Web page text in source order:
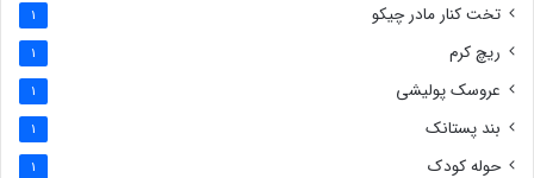
تخت کنار مادر چیکو 1
ریچ کرم 1
عروسک پولیشی 1
بند پستانک 1
حوله کودک 1